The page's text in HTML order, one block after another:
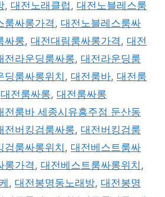
, 대전노래클럽 , 대전노블레스룸
룸싸롱가격 , 대전노블레스룸싸
싸롱, 대전대림룸싸롱가격 , 대전
전라운딩룸싸롱, 대전라운딩룸
딩룸싸롱위치 , 대전룸바, 대전룸
대전룸싸롱, 대전룸싸롱
룸바 세종시유흥주점 둔산동
전버킹검룸싸롱, 대전버킹검룸
검룸싸롱위치 , 대전베스트룸싸
롱가격 , 대전베스트룸싸롱위치 ,
, 대전봉명동노래방, 대전봉명